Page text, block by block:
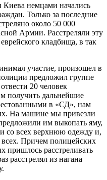
немцами начались
Только за последние
около 50 000
Армии. Расстреляли эту
кладбища, в так
участие, произошел в
предложил группе
20 человек
получить дальнейшие
в «СД», нам
На машине мы привезли
им выкопать яму,
со всех верхнюю одежду и,
всех. Причем полицейских
пришлось расстреливать
расстрелял из нагана